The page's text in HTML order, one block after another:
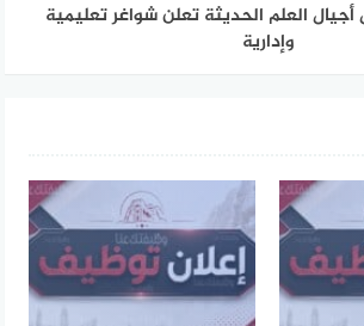
العلم الحديثة تعلن شواغر تعليمية
وإدارية